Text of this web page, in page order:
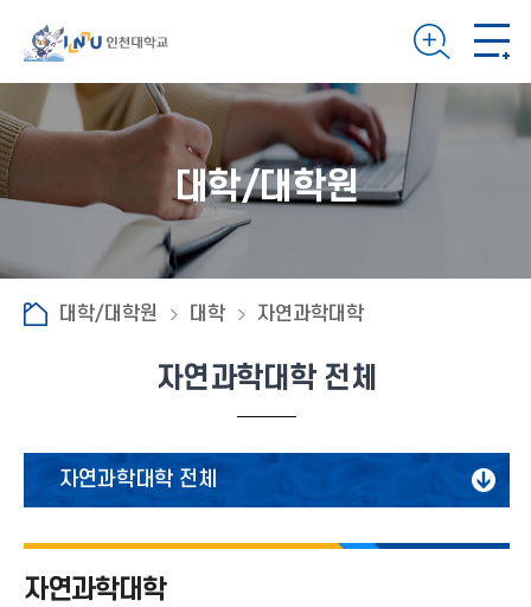
대학/대학원
대학/대학원 대학 자연과학대학
자연과학대학 전체
자연과학대학 전체
수학과
자연과학대학